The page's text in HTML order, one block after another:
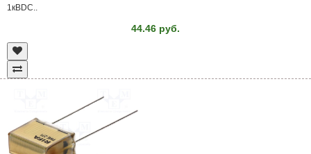
1кВDC..
44.46 руб.